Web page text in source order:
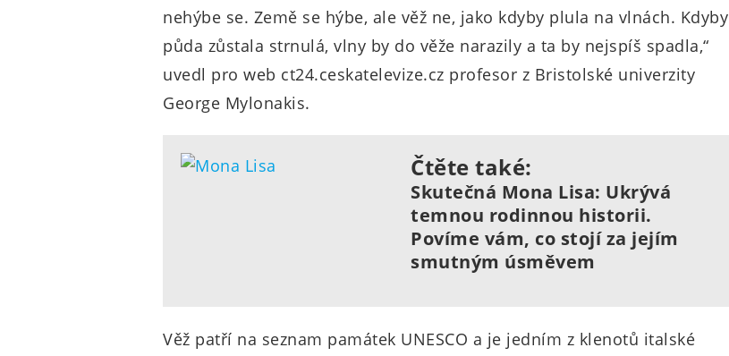
nehýbe se. Země se hýbe, ale věž ne, jako kdyby plula na vlnách. Kdyby
půda zůstala strnulá, vlny by do věže narazily a ta by nejspíš spadla,“
uvedl pro web ct24.ceskatelevize.cz profesor z Bristolské univerzity
George Mylonakis.
Čtěte také:
Skutečná Mona Lisa: Ukrývá
temnou rodinnou historii.
Povíme vám, co stojí za jejím
smutným úsměvem
Věž patří na seznam památek UNESCO a je jedním z klenotů italské